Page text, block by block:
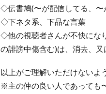
◇伝書鳩(〜が配信してる、〜
◇下ネタ系、下品な言葉
◇他の視聴者さんが不快にな
の誹謗中傷含む)は、消去、又
以上がご理解いただけないよ
※主の仲の良い人であっても